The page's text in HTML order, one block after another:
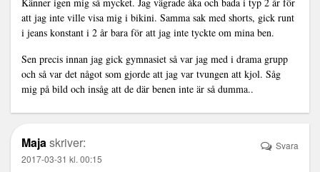
att jag inte ville visa mig i bikini. Samma sak med shorts, gick runt
i jeans konstant i 2 år bara för att jag inte tyckte om mina ben.
Sen precis innan jag gick gymnasiet så var jag med i drama grupp
och så var det något som gjorde att jag var tvungen att kjol. Såg
mig på bild och insåg att de där benen inte är så dumma..
Majaskriver:
2017-03-31 kl. 00:15
Svara